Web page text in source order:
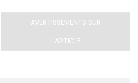
AVERTISSEMENTS SUR
L'ARTICLE